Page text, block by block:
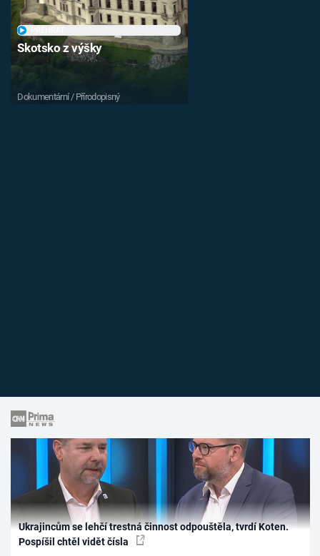
Skotsko z výšky
Dokumentární / Přírodopisný
Ukrajincům se lehčí trestná činnost odpouštěla, tvrdí Koten.
Pospíšil chtěl vidět čísla